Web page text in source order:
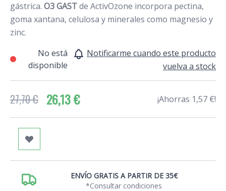
gástrica. O3 GASTde ActivOzone incorpora pectina,
goma xantana, celulosa y minerales como magnesio y
zinc.
No está
disponible
Notificarme cuando este producto
vuelva a stock
27,70 € 26,13 € ¡Ahorras 1,57 €!
ENVÍO GRATIS A PARTIR DE 35€
*Consultar condiciones